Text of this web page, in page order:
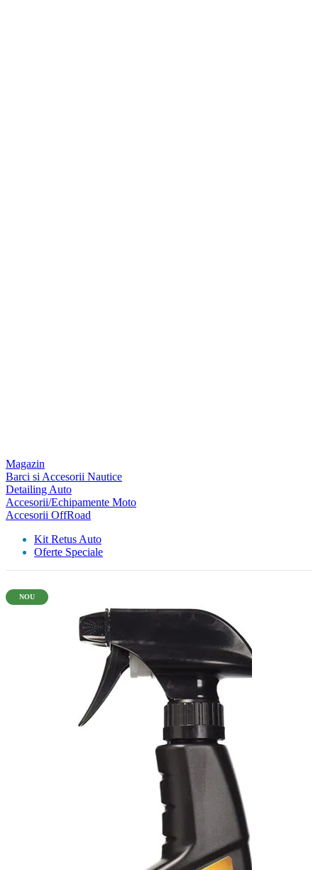
Magazin
Barci si Accesorii Nautice
Detailing Auto
Accesorii/Echipamente Moto
Accesorii OffRoad
Kit Retus Auto
Oferte Speciale
NOU